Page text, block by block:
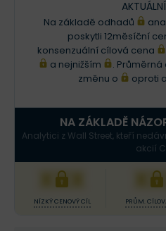
Na základě odhadů
poskytli 12měsíční
konsenzuální cílová cena
a nejnižším
.
změnu o
oproti
NA ZÁKLADĚ
Analytici z Wall Street, kteří
akcií
XXX
NÍZKÝ CENOVÝ CÍL PRŮM.